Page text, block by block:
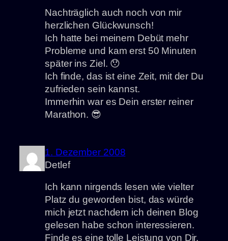
Nachträglich auch noch von mir
herzlichen Glückwunsch!
Ich hatte bei meinem Debüt mehr
Probleme und kam erst 50 Minuten
später ins Ziel. 😯
Ich finde, das ist eine Zeit, mit der Du
zufrieden sein kannst.
Immerhin war es Dein erster reiner
Marathon. 😎
1. Dezember 2008
Detlef
Ich kann nirgends lesen wie vielter
Platz du geworden bist, das würde
mich jetzt nachdem ich deinen Blog
gelesen habe schon interessieren.
Finde es eine tolle Leistung von Dir.